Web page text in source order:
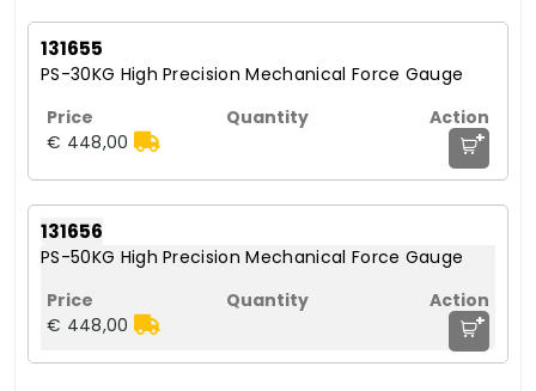
131655
PS-30KG High Precision Mechanical Force Gauge
€ 448,00 +
131656
PS-50KG High Precision Mechanical Force Gauge
€ 448,00 +